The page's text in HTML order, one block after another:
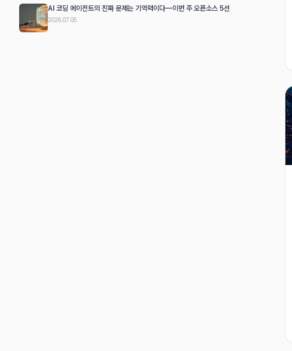
AI 코딩 에이전트의 진짜 문제는 기억력이다—이번 주 오픈소스 5선
2026.07.05